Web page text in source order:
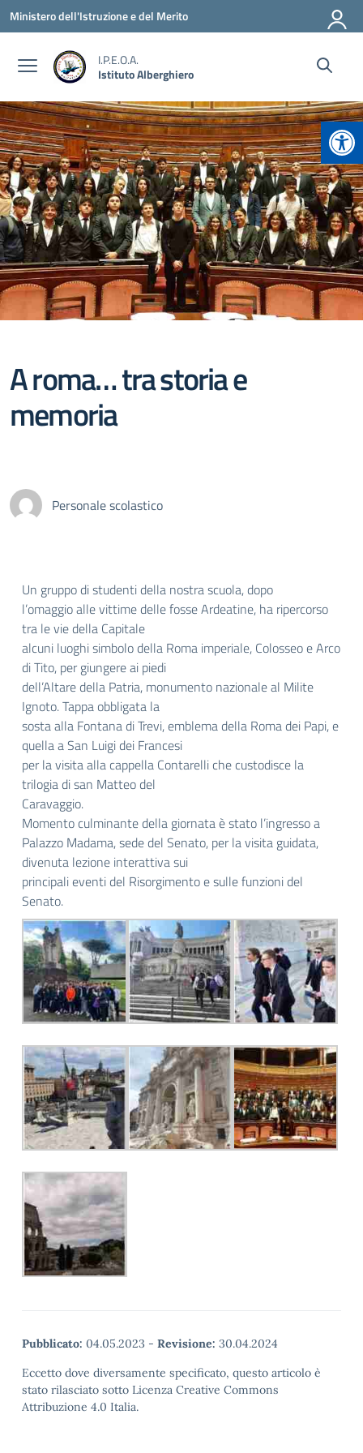
Vai ai contenuti
Vai al menu di navigazione
Vai al footer
Ministero dell'Istruzione e del Merito
I.P.E.O.A.
Istituto Alberghiero
A roma… tra storia e
memoria
Personale scolastico
Un gruppo di studenti della nostra scuola, dopo
l’omaggio alle vittime delle fosse Ardeatine, ha ripercorso
tra le vie della Capitale
alcuni luoghi simbolo della Roma imperiale, Colosseo e Arco
di Tito, per giungere ai piedi
dell’Altare della Patria, monumento nazionale al Milite
Ignoto. Tappa obbligata la
sosta alla Fontana di Trevi, emblema della Roma dei Papi, e
quella a San Luigi dei Francesi
per la visita alla cappella Contarelli che custodisce la
trilogia di san Matteo del
Caravaggio.
Momento culminante della giornata è stato l’ingresso a
Palazzo Madama, sede del Senato, per la visita guidata,
divenuta lezione interattiva sui
principali eventi del Risorgimento e sulle funzioni del
Senato.
Pubblicato: 04.05.2023 - Revisione: 30.04.2024
Eccetto dove diversamente specificato, questo articolo è
stato rilasciato sotto Licenza Creative Commons
Attribuzione 4.0 Italia.